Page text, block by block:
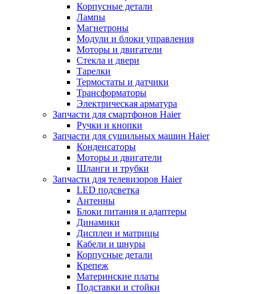
Корпусные детали
Лампы
Магнетроны
Модули и блоки управления
Моторы и двигатели
Стекла и двери
Тарелки
Термостаты и датчики
Трансформаторы
Электрическая арматура
Запчасти для смартфонов Haier
Ручки и кнопки
Запчасти для сушильных машин Haier
Конденсаторы
Моторы и двигатели
Шланги и трубки
Запчасти для телевизоров Haier
LED подсветка
Антенны
Блоки питания и адаптеры
Динамики
Дисплеи и матрицы
Кабели и шнуры
Корпусные детали
Крепеж
Материнские платы
Подставки и стойки